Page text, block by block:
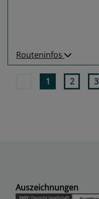
Routeninfos
1 2 3
Auszeichnungen